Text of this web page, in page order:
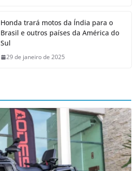
Honda trará motos da Índia para o
Brasil e outros países da América do
Sul
29 de janeiro de 2025